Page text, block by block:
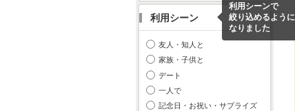
利用シーン
利用シーンで
絞り込めるように
なりました
友人・知人と
家族・子供と
デート
一人で
記念日・お祝い・サプライズ